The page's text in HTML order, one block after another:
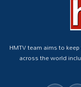
HMTV team aims to
across the world